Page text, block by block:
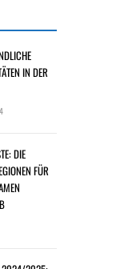
IN DER
DIE
FÜR